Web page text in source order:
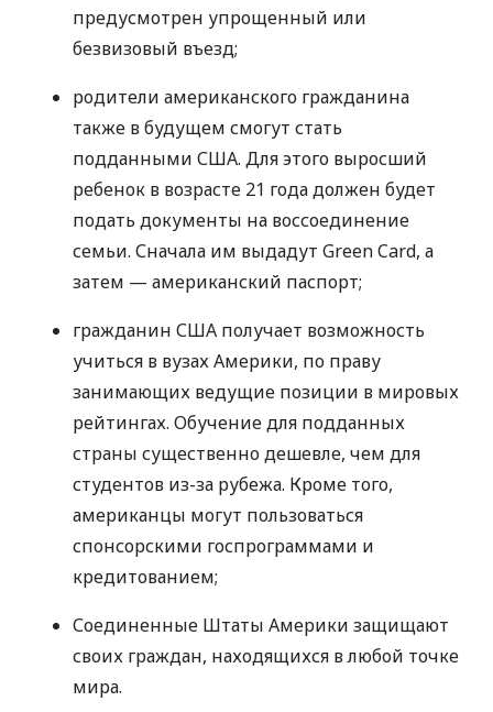
предусмотрен упрощенный или
безвизовый въезд;
родители американского гражданина
также в будущем смогут стать
подданными США. Для этого выросший
ребенок в возрасте 21 года должен будет
подать документы на воссоединение
семьи. Сначала им выдадут Green Card, а
затем — американский паспорт;
гражданин США получает возможность
учиться в вузах Америки, по праву
занимающих ведущие позиции в мировых
рейтингах. Обучение для подданных
страны существенно дешевле, чем для
студентов из-за рубежа. Кроме того,
американцы могут пользоваться
спонсорскими госпрограммами и
кредитованием;
Соединенные Штаты Америки защищают
своих граждан, находящихся в любой точке
мира.